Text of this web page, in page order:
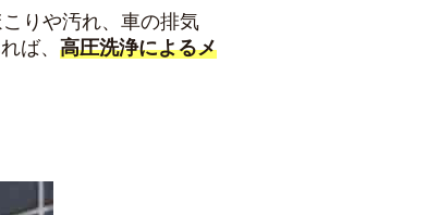
りや汚れ、車の排気
ば、 高圧洗浄によるメ